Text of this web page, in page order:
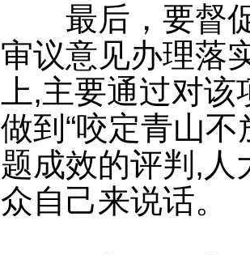
最后，要督促
审议意见办理落
上,主要通过对
做到“咬定青山
题成效的评判,人
众自己来说话。